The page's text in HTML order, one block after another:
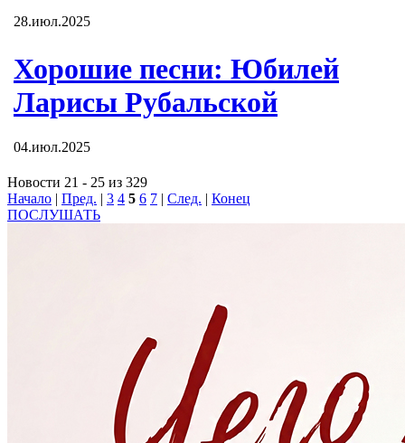
28.июл.2025
Хорошие песни: Юбилей
Ларисы Рубальской
04.июл.2025
Новости 21 - 25 из 329
Начало | Пред. | 3 4 5 6 7 | След. | Конец
ПОСЛУШАТЬ